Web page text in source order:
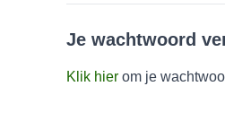
Je wachtwoord
Klik hier om je